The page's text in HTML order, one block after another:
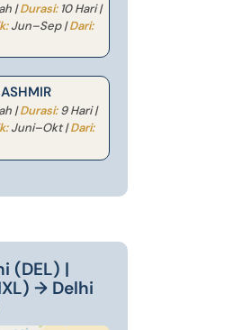
|Durasi:10 Hari |
Jun–Sep |Dari:
|Durasi:9 Hari |
Juni–Okt |Dari:
(DEL) |
→ Delhi